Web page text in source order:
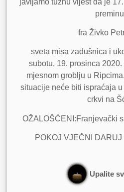
fra Živko
sveta misa zadušnica i
subotu, 19. prosinca
mjesnom groblju u
situacije neće biti ispraćaja
crkvi na
OŽALOŠĆENI:Franjevački
POKOJ VJEČNI
Upalite